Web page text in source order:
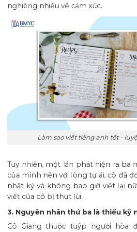
nghiêng nhiều về cảm xúc.
Làm sao viết tiếng anh tốt –
Tuy nhiên, một lần phát hiện ra ba
của mình nên với lòng tự ái, cô đã
nhật ký và không bao giờ viết lại
viết của cô bị thụt lùi.
3. Nguyên nhân thứ ba là thiếu kỹ
Cô Giang thuộc tuýp người hòa